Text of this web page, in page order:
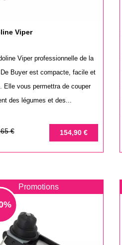
Viper
Viper professionnelle de la
Buyer est compacte, facile et
Elle vous permettra de couper
des légumes et des...
€ 154,90 €
Promotions